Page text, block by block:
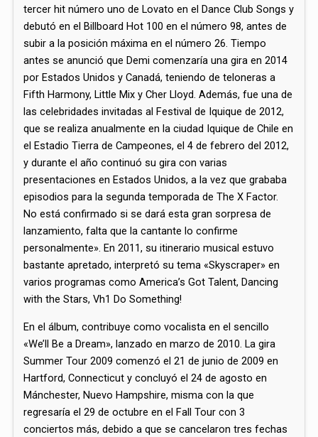
tercer hit número uno de Lovato en el Dance Club Songs y
debutó en el Billboard Hot 100 en el número 98, antes de
subir a la posición máxima en el número 26.​ Tiempo
antes se anunció que Demi comenzaría una gira en 2014
por Estados Unidos y Canadá, teniendo de teloneras a
Fifth Harmony, Little Mix y Cher Lloyd. Además, fue una de
las celebridades invitadas al Festival de Iquique de 2012,
que se realiza anualmente en la ciudad Iquique de Chile en
el Estadio Tierra de Campeones, el 4 de febrero del 2012,
y durante el año continuó su gira con varias
presentaciones en Estados Unidos, a la vez que grababa
episodios para la segunda temporada de The X Factor.​
No está confirmado si se dará esta gran sorpresa de
lanzamiento, falta que la cantante lo confirme
personalmente».​ En 2011, su itinerario musical estuvo
bastante apretado, interpretó su tema «Skyscraper» en
varios programas como America’s Got Talent, Dancing
with the Stars, Vh1 Do Something!
En el álbum, contribuye como vocalista en el sencillo
«We’ll Be a Dream», lanzado en marzo de 2010. La gira
Summer Tour 2009 comenzó el 21 de junio de 2009 en
Hartford, Connecticut y concluyó el 24 de agosto en
Mánchester, Nuevo Hampshire, misma con la que
regresaría el 29 de octubre en el Fall Tour con 3
conciertos más, debido a que se cancelaron tres fechas